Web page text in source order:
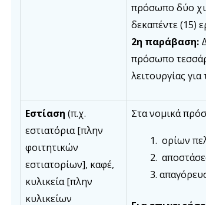
πρόσωπο δύο
δεκαπέντε (15)
2η παράβαση:
πρόσωπο
λειτουργίας
Εστίαση (π.χ.
εστιατόρια [πλην
φοιτητικών
εστιατορίων], καφέ,
κυλικεία [πλην
κυλικείων
Στα νομικά
ορίων